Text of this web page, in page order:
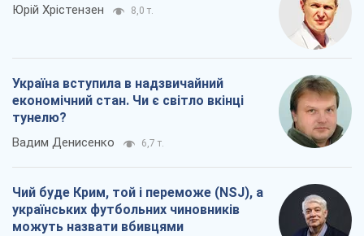
Юрій Хрістензен 8,0 т.
Україна вступила в надзвичайний
економічний стан. Чи є світло вкінці
тунелю?
Вадим Денисенко 6,7 т.
Чий буде Крим, той і переможе (NSJ), а
українських футбольних чиновників
можуть назвати вбивцями